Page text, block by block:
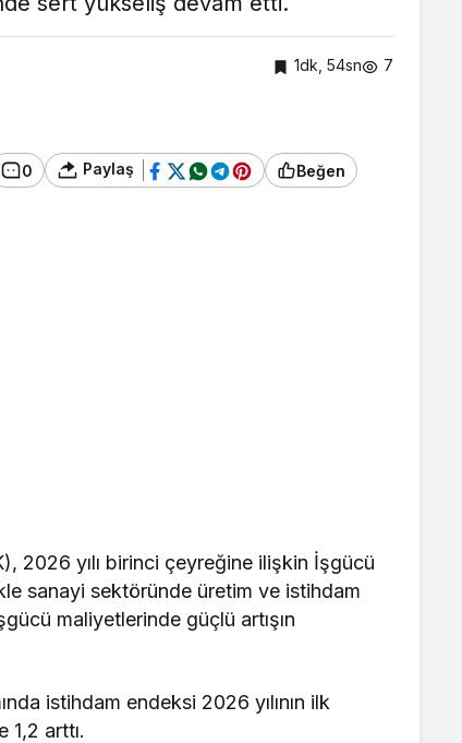
1dk, 54sn 7
0 Paylaş Beğen
2026 yılı birinci çeyreğine ilişkin İşgücü
sanayi sektöründe üretim ve istihdam
maliyetlerinde güçlü artışın
istihdam endeksi 2026 yılının ilk
1,2 arttı.